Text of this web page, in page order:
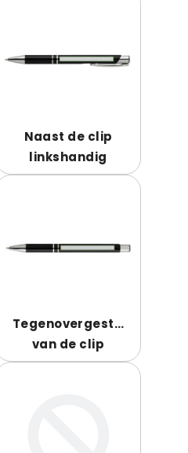
Naast de clip
linkshandig
Tegenovergesteld
van de clip